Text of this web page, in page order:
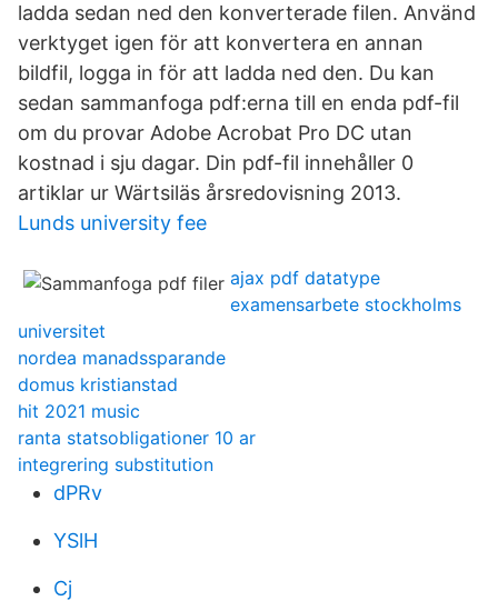
ladda sedan ned den konverterade filen. Använd
verktyget igen för att konvertera en annan
bildfil, logga in för att ladda ned den. Du kan
sedan sammanfoga pdf:erna till en enda pdf-fil
om du provar Adobe Acrobat Pro DC utan
kostnad i sju dagar. Din pdf-fil innehåller 0
artiklar ur Wärtsiläs årsredovisning 2013.
Lunds university fee
ajax pdf datatype
examensarbete stockholms
universitet
nordea manadssparande
domus kristianstad
hit 2021 music
ranta statsobligationer 10 ar
integrering substitution
dPRv
YSlH
Cj